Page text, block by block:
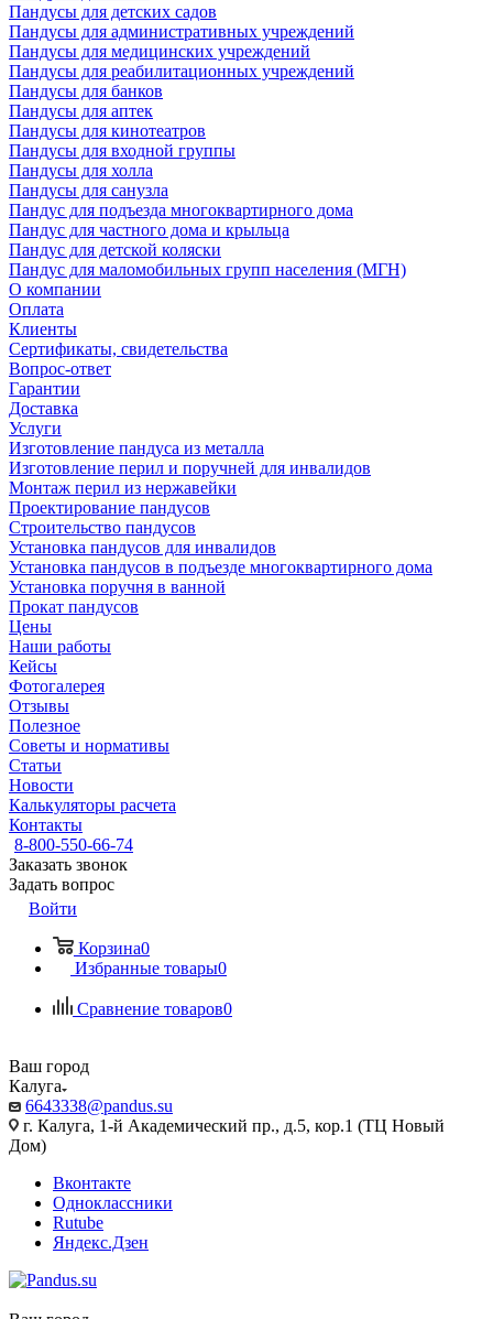
Пандусы для детских садов
Пандусы для административных учреждений
Пандусы для медицинских учреждений
Пандусы для реабилитационных учреждений
Пандусы для банков
Пандусы для аптек
Пандусы для кинотеатров
Пандусы для входной группы
Пандусы для холла
Пандусы для санузла
Пандус для подъезда многоквартирного дома
Пандус для частного дома и крыльца
Пандус для детской коляски
Пандус для маломобильных групп населения (МГН)
О компании
Оплата
Клиенты
Сертификаты, свидетельства
Вопрос-ответ
Гарантии
Доставка
Услуги
Изготовление пандуса из металла
Изготовление перил и поручней для инвалидов
Монтаж перил из нержавейки
Проектирование пандусов
Строительство пандусов
Установка пандусов для инвалидов
Установка пандусов в подъезде многоквартирного дома
Установка поручня в ванной
Прокат пандусов
Цены
Наши работы
Кейсы
Фотогалерея
Отзывы
Полезное
Советы и нормативы
Статьи
Новости
Калькуляторы расчета
Контакты
8-800-550-66-74
Заказать звонок
Задать вопрос
Войти
Корзина0
Избранные товары0
Сравнение товаров0
Ваш город
Калуга
6643338@pandus.su
г. Калуга, 1-й Академический пр., д.5, кор.1 (ТЦ Новый
Дом)
Вконтакте
Одноклассники
Rutube
Яндекс.Дзен